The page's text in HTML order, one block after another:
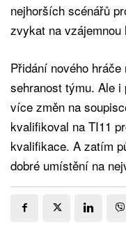
nejhorších scénářů
zvykat na vzájemnou
Přidání nového
sehranost týmu. Ale
více změn na
kvalifikoval na TI11
kvalifikace. A zatím
dobré umístění na